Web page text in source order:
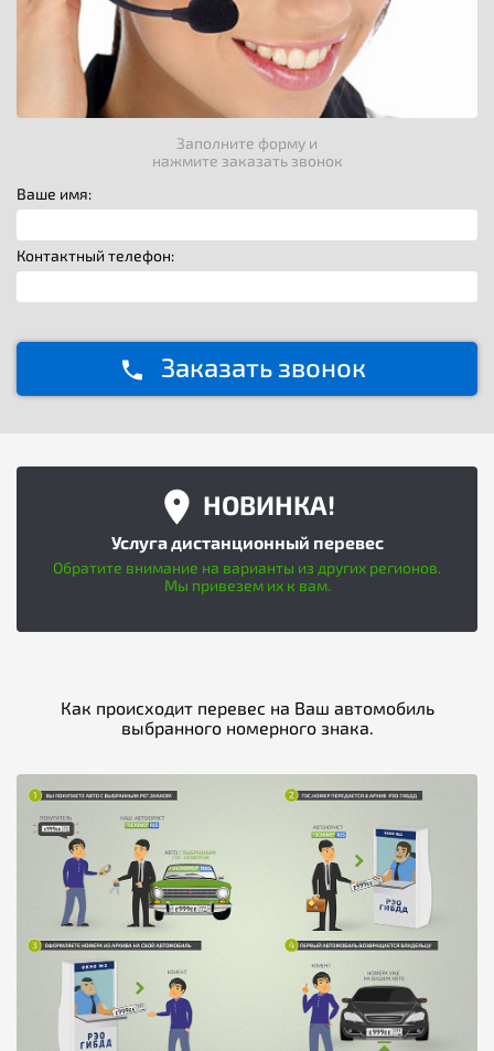
Заполните форму и
нажмите заказать звонок
Ваше имя:
Контактный телефон:
Заказать звонок
НОВИНКА!
Услуга дистанционный перевес
Обратите внимание на варианты из других регионов.
Мы привезем их к вам.
Как происходит перевес на Ваш автомобиль
выбранного номерного знака.